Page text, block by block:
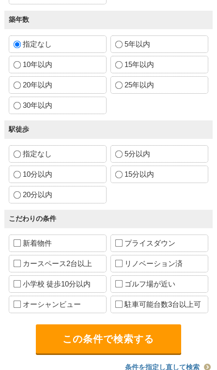
築年数
指定なし 5年以内
10年以内 15年以内
20年以内 25年以内
30年以内
駅徒歩
指定なし 5分以内
10分以内 15分以内
20分以内
こだわりの条件
新着物件 プライスダウン
カースペース2台以上 リノベーション済
小学校 徒歩10分以内 ゴルフ場が近い
オーシャンビュー 駐車可能台数3台以上可
条件を指定し直して検索